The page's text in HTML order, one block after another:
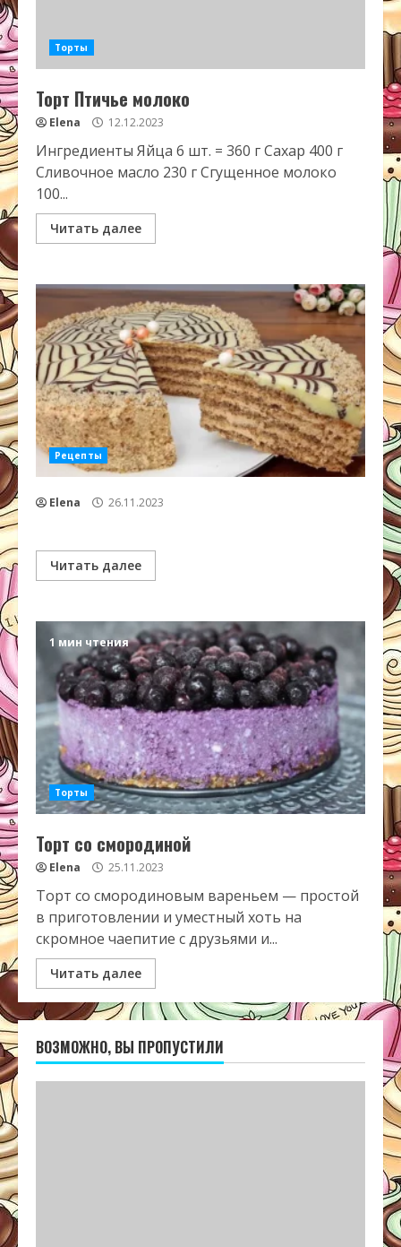
Торты
Торт Птичье молоко
Elena 12.12.2023
Ингредиенты Яйца 6 шт. = 360 г Сахар 400 г
Сливочное масло 230 г Сгущенное молоко
100...
Читать далее
Рецепты
Elena 26.11.2023
Читать далее
1 мин чтения
Торты
Торт со смородиной
Elena 25.11.2023
Торт со смородиновым вареньем — простой
в приготовлении и уместный хоть на
скромное чаепитие с друзьями и...
Читать далее
ВОЗМОЖНО, ВЫ ПРОПУСТИЛИ